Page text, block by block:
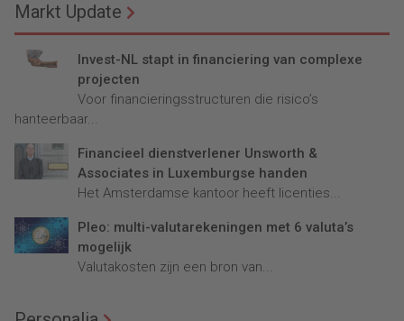
Markt Update
Invest-NL stapt in financiering van complexe
projecten
Voor financieringsstructuren die risico’s
hanteerbaar...
Financieel dienstverlener Unsworth &
Associates in Luxemburgse handen
Het Amsterdamse kantoor heeft licenties...
Pleo: multi-valutarekeningen met 6 valuta’s
mogelijk
Valutakosten zijn een bron van...